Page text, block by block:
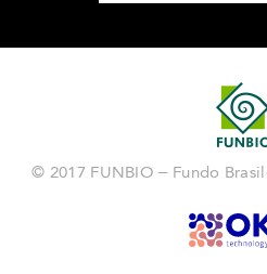
© 2017 FUNBIO – Fundo